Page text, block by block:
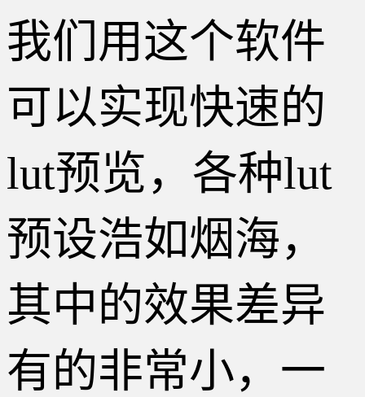
我们用这个软件
可以实现快速的
lut预览，各种lut
预设浩如烟海，
其中的效果差异
有的非常小，一